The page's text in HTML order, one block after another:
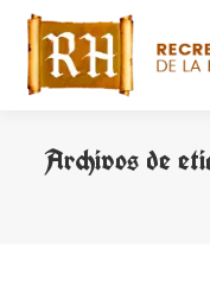
Archivos de